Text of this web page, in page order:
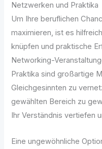
Netzwerken und Praktika
Um Ihre beruflichen
maximieren, ist es
knüpfen und praktische
Networking-
Praktika sind großartige
Gleichgesinnten zu
gewählten Bereich zu
Ihr Verständnis vertiefen
Eine ungewöhnliche